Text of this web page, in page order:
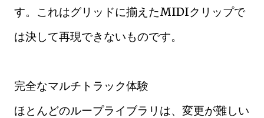
す。これはグリッドに揃えたMIDIクリップで
は決して再現できないものです。
完全なマルチトラック体験
ほとんどのループライブラリは、変更が難しい